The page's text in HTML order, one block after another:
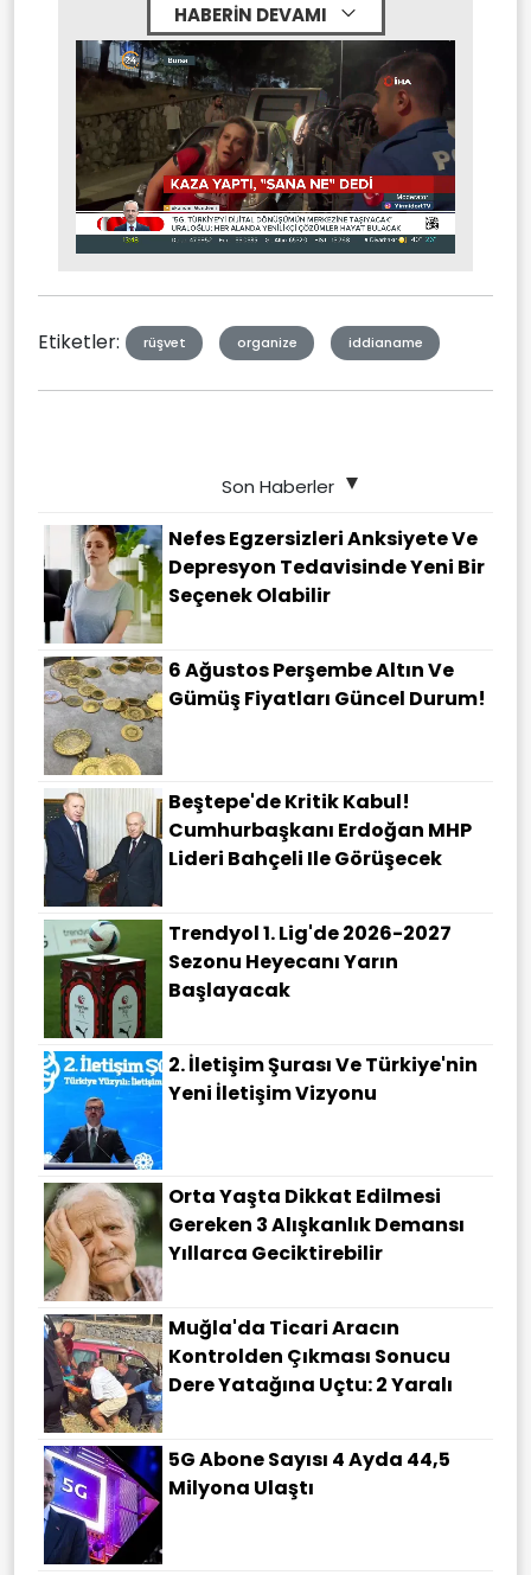
HABERİN DEVAMI
Mute Stream
Etiketler: rüşvet organize iddianame
Son Haberler
Nefes Egzersizleri Anksiyete Ve
Depresyon Tedavisinde Yeni Bir
Seçenek Olabilir
6 Ağustos Perşembe Altın Ve
Gümüş Fiyatları Güncel Durum!
Beştepe'de Kritik Kabul!
Cumhurbaşkanı Erdoğan MHP
Lideri Bahçeli Ile Görüşecek
Trendyol 1. Lig'de 2026-2027
Sezonu Heyecanı Yarın
Başlayacak
2. İletişim Şurası Ve Türkiye'nin
Yeni İletişim Vizyonu
Orta Yaşta Dikkat Edilmesi
Gereken 3 Alışkanlık Demansı
Yıllarca Geciktirebilir
Muğla'da Ticari Aracın
Kontrolden Çıkması Sonucu
Dere Yatağına Uçtu: 2 Yaralı
5G Abone Sayısı 4 Ayda 44,5
Milyona Ulaştı